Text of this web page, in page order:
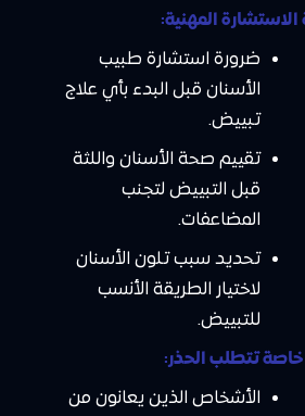
المهنية:
ضرورة استشارة طبيب
الأسنان قبل البدء بأي علاج
تبييض.
تقييم صحة الأسنان واللثة
قبل التبييض لتجنب
المضاعفات.
تحديد سبب تلون الأسنان
لاختيار الطريقة الأنسب
للتبييض.
خاصة تتطلب الحذر:
الأشخاص الذين يعانون من